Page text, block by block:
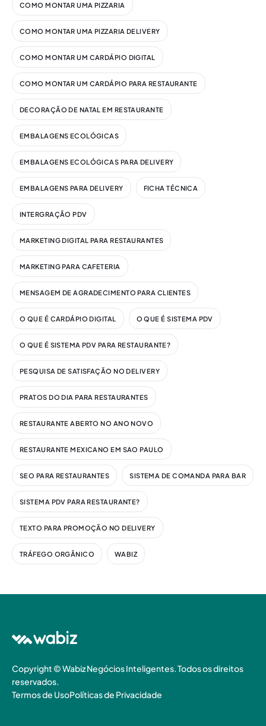
COMO MONTAR UMA PIZZARIA
COMO MONTAR UMA PIZZARIA DELIVERY
COMO MONTAR UM CARDÁPIO DIGITAL​
COMO MONTAR UM CARDÁPIO PARA RESTAURANTE
DECORAÇÃO DE NATAL EM RESTAURANTE
EMBALAGENS ECOLÓGICAS
EMBALAGENS ECOLÓGICAS PARA DELIVERY
EMBALAGENS PARA DELIVERY FICHA TÉCNICA
INTERGRAÇÃO PDV
MARKETING DIGITAL PARA RESTAURANTES
MARKETING PARA CAFETERIA
MENSAGEM DE AGRADECIMENTO PARA CLIENTES
O QUE É CARDÁPIO DIGITAL O QUE É SISTEMA PDV
O QUE É SISTEMA PDV PARA RESTAURANTE?
PESQUISA DE SATISFAÇÃO NO DELIVERY
PRATOS DO DIA PARA RESTAURANTES
RESTAURANTE ABERTO NO ANO NOVO
RESTAURANTE MEXICANO EM SAO PAULO
SEO PARA RESTAURANTES SISTEMA DE COMANDA PARA BAR
SISTEMA PDV PARA RESTAURANTE?
TEXTO PARA PROMOÇÃO NO DELIVERY
TRÁFEGO ORGÂNICO WABIZ
Copyright © Wabiz Negócios Inteligentes. Todos os direitos
reservados.
Termos de UsoPolíticas de Privacidade